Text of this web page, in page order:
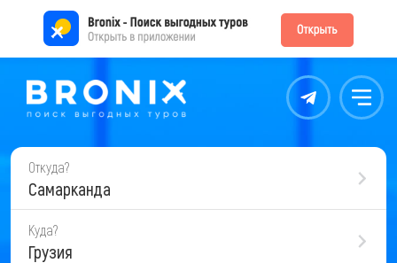
Контакты Меню
Откуда?
Самарканда
Куда?
Грузия